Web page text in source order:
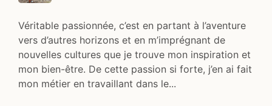
Véritable passionnée, c’est en partant à l’aventure
vers d’autres horizons et en m’imprégnant de
nouvelles cultures que je trouve mon inspiration et
mon bien-être. De cette passion si forte, j’en ai fait
mon métier en travaillant dans le...